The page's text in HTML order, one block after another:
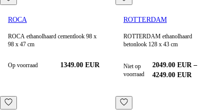
ROCA
ROCA ethanolhaard cementlook 98 x
98 x 47 cm
Op voorraad 1349.00 EUR
ROTTERDAM
ROTTERDAM ethanolhaard
betonlook 128 x 43 cm
Niet op
voorraad
2049.00 EUR –
4249.00 EUR